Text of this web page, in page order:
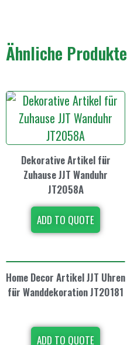
Ähnliche Produkte
Dekorative Artikel für
Zuhause JJT Wanduhr
JT2058A
ADD TO QUOTE
Home Decor Artikel JJT Uhren
für Wanddekoration JT20181
ADD TO QUOTE